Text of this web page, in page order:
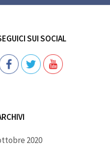
SUI SOCIAL
Follow
2020